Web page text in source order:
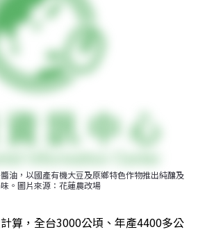
油，以國產有機大豆及原鄉特色作物推出純釀及
。圖片來源：花蓮農改場
算，全台3000公頃、年產4400多公